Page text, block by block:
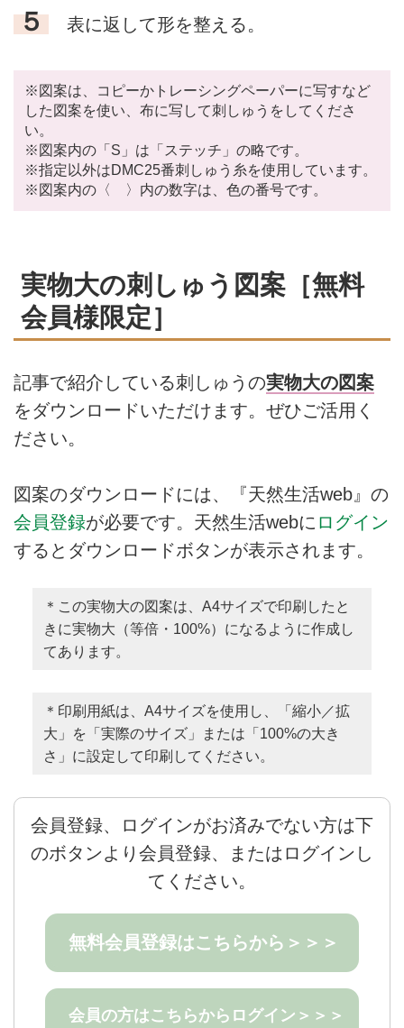
５ 表に返して形を整える。
※図案は、コピーかトレーシングペーパーに写すなど
した図案を使い、布に写して刺しゅうをしてくださ
い。
※図案内の「S」は「ステッチ」の略です。
※指定以外はDMC25番刺しゅう糸を使用しています。
※図案内の〈 〉内の数字は、色の番号です。
実物大の刺しゅう図案［無料
会員様限定］
記事で紹介している刺しゅうの実物大の図案
をダウンロードいただけます。ぜひご活用く
ださい。
図案のダウンロードには、『天然生活web』の
会員登録が必要です。天然生活webに ログイン
するとダウンロードボタンが表示されます。
＊この実物大の図案は、A4サイズで印刷したと
きに実物大（等倍・100%）になるように作成し
てあります。
＊印刷用紙は、A4サイズを使用し、「縮小／拡
大」を「実際のサイズ」または「100%の大き
さ」に設定して印刷してください。
会員登録、ログインがお済みでない方は下
のボタンより会員登録、またはログインし
てください。
無料会員登録はこちらから＞＞＞
会員の方はこちらからログイン＞＞＞